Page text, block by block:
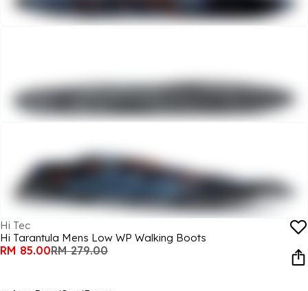
Hi Tec
Hi Tarantula Mens Low WP Walking Boots
RM 85.00RM 279.00